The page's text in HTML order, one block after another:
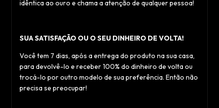
idêntica ao ouro e chama a atenção de qualquer pessoa!
SUA SATISFAÇÃO OU O SEU DINHEIRO DE VOLTA!
Você tem 7 dias, após a entrega do produto na sua casa,
para devolvê-lo e receber 100% do dinheiro de volta ou
trocá-lo por outro modelo de sua preferência. Então não
precisa se preocupar!